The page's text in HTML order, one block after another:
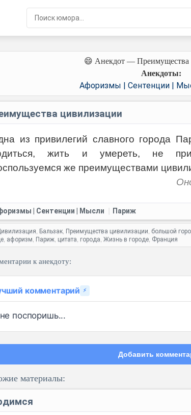
😄 Анекдот — Преимущества
Анекдоты:
Афоризмы | Сентенции |
цивилизации
из привилегий славного города
жить и умереть, не
же преимуществами
| Сентенции | Мысли Париж
, Бальзак, Преимущества цивилизации, большой
, афоризм, Париж, цитата, города, Жизнь в городе, Франция
к анекдоту:
комментарий ⚡
поспоришь...
Добавить
материалы: